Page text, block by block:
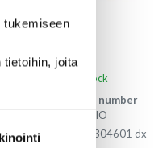
tukemiseen
joita
In stock
Product number
43J3KPIIO
304601 dx